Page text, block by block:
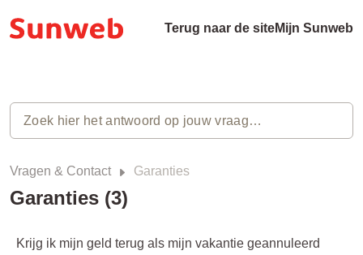
Terug naar de siteMijn Sunweb
Vragen & Contact Garanties
Garanties (3)
Krijg ik mijn geld terug als mijn vakantie geannuleerd